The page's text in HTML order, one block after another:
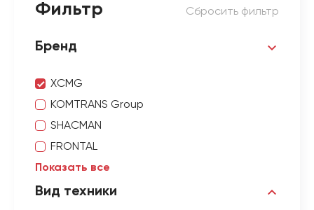
Фильтр Сбросить фильтр
Бренд
XCMG
KOMTRANS Group
SHACMAN
FRONTAL
Показать все
Вид техники